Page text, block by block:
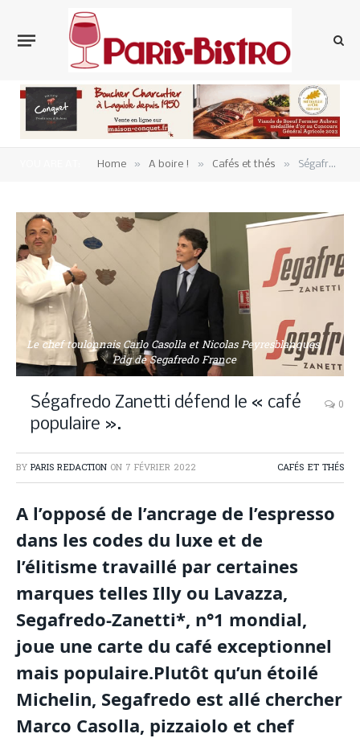
Home » A boire ! » Cafés et thés » Ségafredo Zanetti défend le « café populaire ».
Le chef toulonnais Carlo Casolla et Nicolas Peyresblanques,
Pdg de Segafredo France
Ségafredo Zanetti défend le « café
populaire ».
0
BY PARIS REDACTION ON 7 FÉVRIER 2022 CAFÉS ET THÉS
A l’opposé de l’ancrage de l’espresso
dans les codes du luxe et de
l’élitisme travaillé par certaines
marques telles Illy ou Lavazza,
Segafredo-Zanetti*, n°1 mondial,
joue une carte du café exceptionnel
mais populaire.Plutôt qu’un étoilé
Michelin, Segafredo est allé chercher
Marco Casolla, pizzaiolo et chef